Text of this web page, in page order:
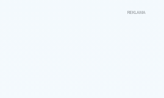
REKLAMA